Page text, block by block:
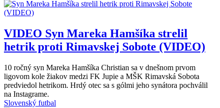
VIDEO Syn Mareka Hamšíka strelil
hetrik proti Rimavskej Sobote (VIDEO)
10 ročný syn Mareka Hamšíka Christian sa v dnešnom prvom
ligovom kole žiakov medzi FK Jupie a MŠK Rimavská Sobota
predviedol hetrikom. Hrdý otec sa s gólmi jeho synátora pochválil
na Instagrame.
Slovenský futbal